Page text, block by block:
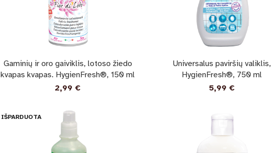
Gaminių ir oro gaiviklis, lotoso žiedo
kvapas kvapas. HygienFresh®, 150 ml
2,99€
Universalus paviršių valiklis,
HygienFresh®, 750 ml
5,99€
IŠPARDUOTA